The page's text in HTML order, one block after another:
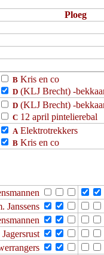
Ploeg
B Kris en co
D (KLJ Brecht) -
D (KLJ Brecht) -
C 12 april pintelierebal
A Elektrotrekkers
B Kris en co
Janssens